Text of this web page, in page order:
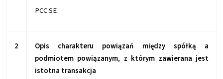
PCC SE
2
Opis charakteru powiązań między spółką a
podmiotem powiązanym, z którym zawierana jest
istotna transakcja